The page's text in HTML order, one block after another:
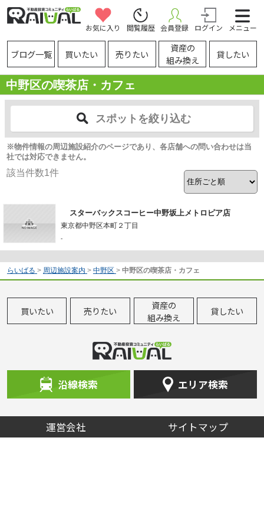
お気に入り 閲覧履歴 会員登録 ログイン メニュー
ブログ一覧 買いたい 売りたい
資産の
組み換え
貸したい
中野区の喫茶店・カフェ
スポットを絞り込む
※物件情報の周辺施設紹介のページであり、各店舗への問い合わせは当
社では対応できません。
該当件数1件
スターバックスコーヒー中野坂上メトロピア店
東京都中野区本町２丁目
-
らいばる > 周辺施設案内 > 中野区 > 中野区の喫茶店・カフェ
買いたい 売りたい
資産の
組み換え
貸したい
沿線検索 エリア検索
運営会社 サイトマップ